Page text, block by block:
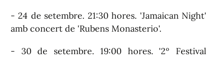
- 24 de setembre. 21:30 hores. 'Jamaican Night'
amb concert de 'Rubens Monasterio'.
- 30 de setembre. 19:00 hores. '2º Festival